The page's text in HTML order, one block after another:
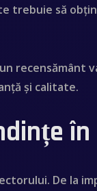
să
recensământ
și calitate.
De la